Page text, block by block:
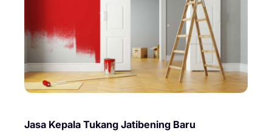
Jasa Kepala Tukang Jatibening Baru